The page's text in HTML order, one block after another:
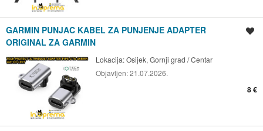
GARMIN PUNJAC KABEL ZA PUNJENJE ADAPTER
ORIGINAL ZA GARMIN
Lokacija:Osijek, Gornji grad / Centar
Objavljen:21.07.2026.
8 €